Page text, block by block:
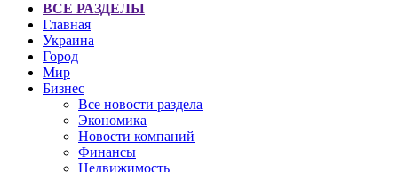
ВСЕ РАЗДЕЛЫ
Главная
Украина
Город
Мир
Бизнес
Все новости раздела
Экономика
Новости компаний
Финансы
Недвижимость